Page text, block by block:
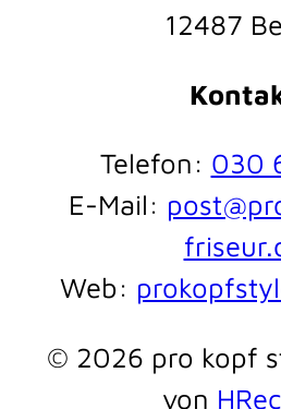
12487
Telefon: 030
E-Mail:
Web:
© 2026 pro kopf
von